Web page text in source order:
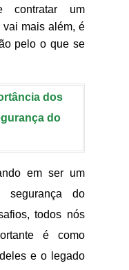
contratar um
vai mais além, é
pelo o que se
dos
do
em ser um
segurança do
todos nós
é como
e o legado